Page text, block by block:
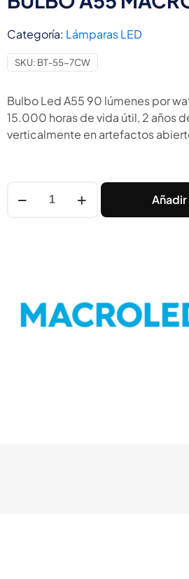
Categoría: Lámparas LED
SKU: BT-55-7CW
Bulbo Led A55 90 lúmenes por
15.000 horas de vida útil, 2 años
verticalmente en artefactos
BULBO
A55
MACROLED
cantidad